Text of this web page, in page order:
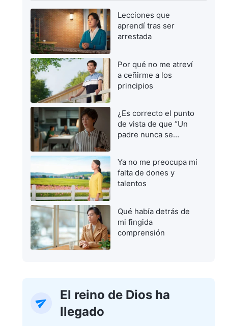
Lecciones que
aprendí tras ser
arrestada
Por qué no me atreví
a ceñirme a los
principios
¿Es correcto el punto
de vista de que “Un
padre nunca se
Ya no me preocupa mi
falta de dones y
talentos
Qué había detrás de
mi fingida
comprensión
El reino de Dios ha
llegado